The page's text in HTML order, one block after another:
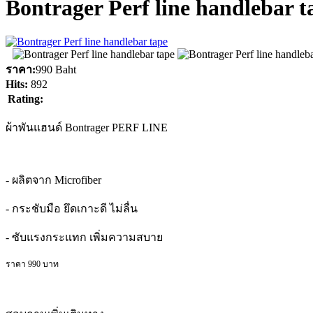
Bontrager Perf line handlebar
ราคา:990 Baht
Hits: 892
Rating:
ผ้าพันแฮนด์ Bontrager PERF LINE
- ผลิตจาก Microfiber
- กระชับมือ ยึดเกาะดี ไม่ลื่น
- ซับแรงกระแทก เพิ่มความสบาย
ราคา 990 บาท